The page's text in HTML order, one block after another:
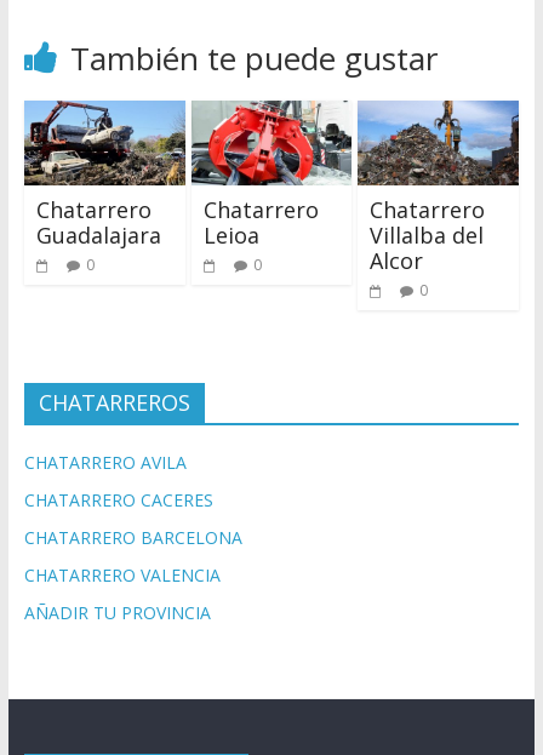
También te puede gustar
Chatarrero
Guadalajara
0
Chatarrero
Leioa
0
Chatarrero
Villalba del
Alcor
0
CHATARREROS
CHATARRERO AVILA
CHATARRERO CACERES
CHATARRERO BARCELONA
CHATARRERO VALENCIA
AÑADIR TU PROVINCIA